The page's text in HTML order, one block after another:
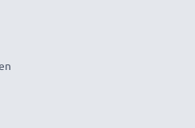
sinds 2004 weten wij,